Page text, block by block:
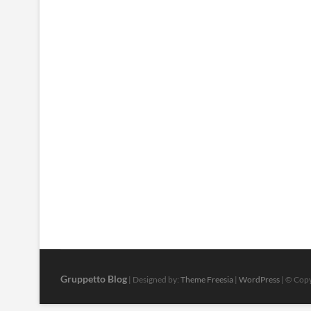
Gruppetto Blog | Designed by: Theme Freesia | WordPress | ©